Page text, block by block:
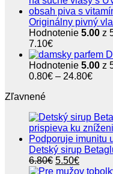
Originálny pivný
Hodnotenie 5.00 z
7.10€
Hodnotenie 5.00 z
0.80€ – 24.80€Price
Zľavnené
Detský sirup
6.80€ Pôvodná
cena
5.50€Aktuálna
cena